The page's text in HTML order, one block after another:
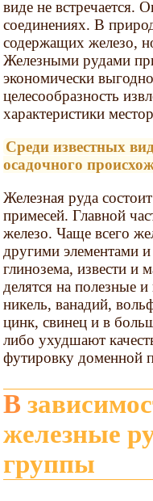
виде не встречается.
соединениях. В
содержащих железо,
Железными рудами
экономически
целесообразность
характеристики
Среди известных
осадочного
Железная руда
примесей. Главной
железо. Чаще всего
другими элементами
глинозема, извести
делятся на полезные
никель, ванадий,
цинк, свинец и в
либо ухудшают
футировку доменной
В зависимости от типа рудного минерала
железные
группы